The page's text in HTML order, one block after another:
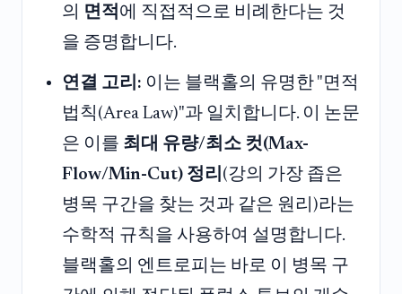
의 면적 에 직접적으로 비례한다는 것
을 증명합니다.
연결 고리: 이는 블랙홀의 유명한 "면적
법칙(Area Law)"과 일치합니다. 이 논문
은 이를 최대 유량/최소 컷(Max-
Flow/Min-Cut) 정리 (강의 가장 좁은
병목 구간을 찾는 것과 같은 원리)라는
수학적 규칙을 사용하여 설명합니다.
블랙홀의 엔트로피는 바로 이 병목 구